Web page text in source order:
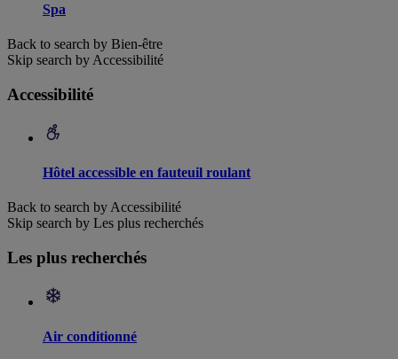
Spa
Back to search by Bien-être
Skip search by Accessibilité
Accessibilité
Hôtel accessible en fauteuil roulant
Back to search by Accessibilité
Skip search by Les plus recherchés
Les plus recherchés
Air conditionné